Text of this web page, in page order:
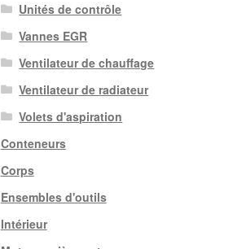
Unités de contrôle
Vannes EGR
Ventilateur de chauffage
Ventilateur de radiateur
Volets d'aspiration
Conteneurs
Corps
Ensembles d'outils
Intérieur